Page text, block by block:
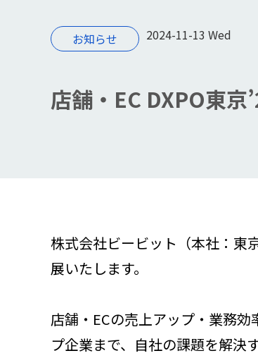
お知らせ 2024-11-13 Wed
店舗・EC DXPO東
株式会社ビービット（本社：東
展いたします。
店舗・ECの売上アップ・業務
プ企業まで、自社の課題を解決